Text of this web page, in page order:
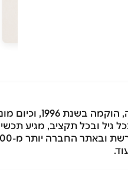
ובכל תקציב, מגיע